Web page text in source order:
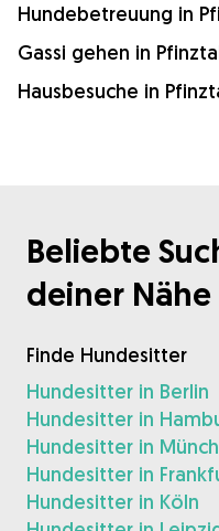
Hundebetreuung in
Gassi gehen in
Hausbesuche in
Beliebte
deiner Nähe
Finde Hundesitter
Hundesitter in Berlin
Hundesitter in
Hundesitter in
Hundesitter in
Hundesitter in Köln